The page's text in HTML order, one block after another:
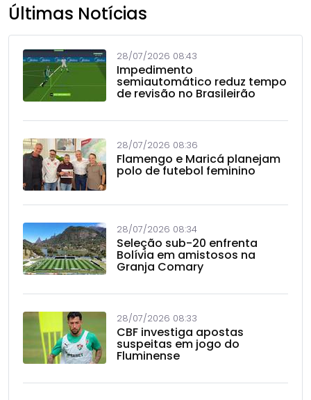
Últimas Notícias
28/07/2026 08:43
Impedimento
semiautomático reduz tempo
de revisão no Brasileirão
28/07/2026 08:36
Flamengo e Maricá planejam
polo de futebol feminino
28/07/2026 08:34
Seleção sub-20 enfrenta
Bolívia em amistosos na
Granja Comary
28/07/2026 08:33
CBF investiga apostas
suspeitas em jogo do
Fluminense